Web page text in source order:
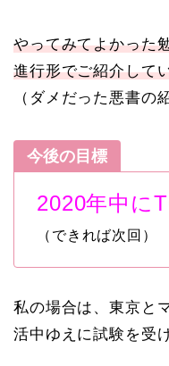
やってみてよかった
進行形でご紹介して
（ダメだった悪書の
今後の目標
2020年中に
（できれば次回）
私の場合は、東京と
活中ゆえに試験を受